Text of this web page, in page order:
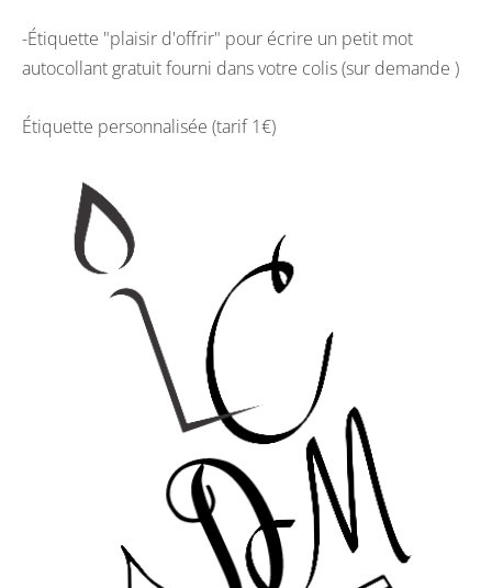
-Étiquette "plaisir d'offrir" pour écrire un petit mot
autocollant gratuit fourni dans votre colis (sur demande )
Étiquette personnalisée (tarif 1€)